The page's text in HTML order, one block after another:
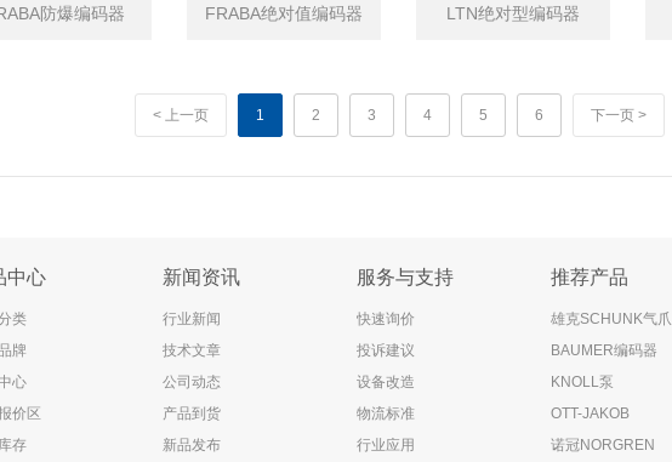
防爆编码器 FRABA绝对值编码器 LTN绝对型编码器
< 上一页 1 2 3 4 5 6 下一页 >
中心
类
牌
心
价区
存
新闻资讯
行业新闻
技术文章
公司动态
产品到货
新品发布
服务与支持
快速询价
投诉建议
设备改造
物流标准
行业应用
推荐产品
雄克SCHUNK气爪
BAUMER编码器
KNOLL泵
OTT-JAKOB
诺冠NORGREN